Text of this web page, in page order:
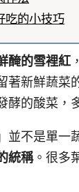
吃的小技巧
醃的雪裡紅
著新鮮蔬菜
酵的酸菜，
並不是單一
統稱。很多